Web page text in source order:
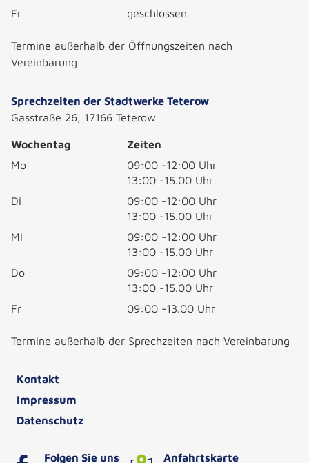
Fr
geschlossen
Termine außerhalb der Öffnungszeiten nach
Vereinbarung
Sprechzeiten der Stadtwerke Teterow
Gasstraße 26, 17166 Teterow
Wochentag
Zeiten
Mo
09:00 -12:00 Uhr
13:00 -15.00 Uhr
Di
09:00 -12:00 Uhr
13:00 -15.00 Uhr
Mi
09:00 -12:00 Uhr
13:00 -15.00 Uhr
Do
09:00 -12:00 Uhr
13:00 -15.00 Uhr
Fr
09:00 -13.00 Uhr
Termine außerhalb der Sprechzeiten nach Vereinbarung
Kontakt
Impressum
Datenschutz
Folgen Sie uns Anfahrtskarte